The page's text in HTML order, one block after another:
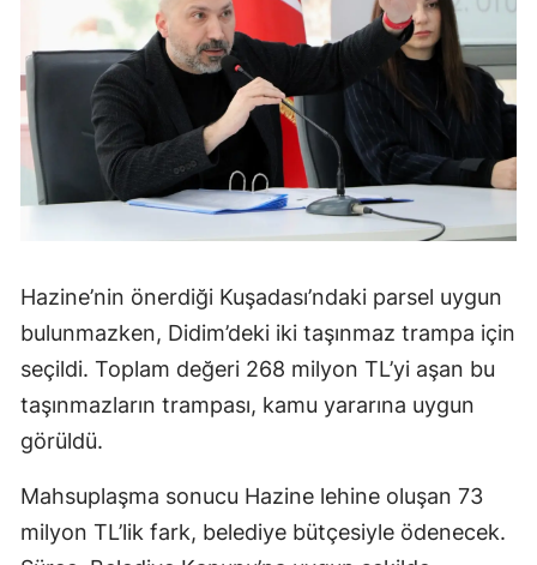
Hazine’nin önerdiği Kuşadası’ndaki parsel uygun
bulunmazken, Didim’deki iki taşınmaz trampa için
seçildi. Toplam değeri 268 milyon TL’yi aşan bu
taşınmazların trampası, kamu yararına uygun
görüldü.
Mahsuplaşma sonucu Hazine lehine oluşan 73
milyon TL’lik fark, belediye bütçesiyle ödenecek.